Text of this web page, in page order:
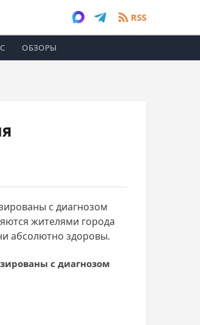
RSS
ОБЗОРЫ
с диагнозом
жителями города
абсолютно здоровы.
с диагнозом